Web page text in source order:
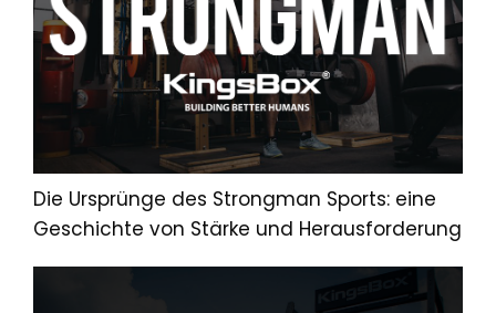
Die Ursprünge des Strongman Sports: eine
Geschichte von Stärke und Herausforderung